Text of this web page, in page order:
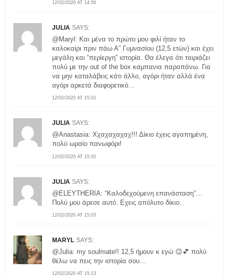
12/02/2020 AT 14:56
JULIA SAYS:
12/02/2020 AT 15:02
@Maryl: Και μένα το πρώτο μου φιλί ήταν το
καλοκαίρι πριν πάω Α” Γυμνασίου (12,5 ετών) και έχει
μεγάλη και “περίεργη” ιστορία. Θα έλεγα ότι ταιριάζει
πολύ με την out of the box καμπανια παραπάνω. Για
να μην καταλάβεις κάτι άλλο, αγόρι ήταν αλλά ένα
αγόρι αρκετά διαφορετικό…
JULIA SAYS:
12/02/2020 AT 15:02
@Anastasia: Χχαχαχαχαχ!!! Δίκιο έχεις αγαπημένη,
πολύ ωραίο πανωφόρι!
JULIA SAYS:
12/02/2020 AT 15:03
@ΕLEYTHERIA: “Καλοδεχούμενη επανάσταση”…
Πολύ μου άρεσε αυτό. Εχεις απόλυτο δίκιο.
MARYL SAYS:
12/02/2020 AT 15:13
@Julia: my soulmate!! 12,5 ήμουν κ εγώ 😉💕 πολύ
θέλω να πεις την ιστορία σου…